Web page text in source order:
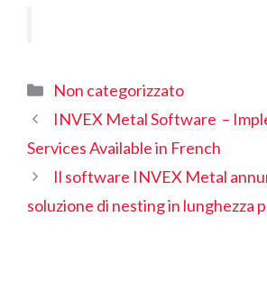
Categorie
Non categorizzato
INVEX Metal Software –
Services Available in French
Il software INVEX Metal
soluzione di nesting in lunghezza